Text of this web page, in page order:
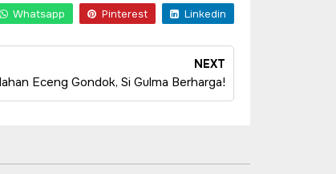
Whatsapp Pinterest Linkedin
NEXT
Eceng Gondok, Si Gulma Berharga!